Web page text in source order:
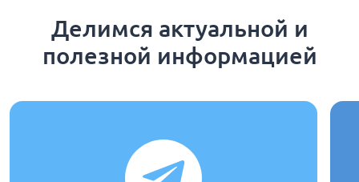
Делимся актуальной и
полезной информацией